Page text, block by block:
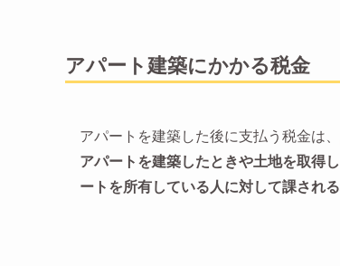
アパート建築にかかる税金
アパートを建築した後に支払う税金は、
アパートを建築したときや土地を取得
ートを所有している人に対して課され